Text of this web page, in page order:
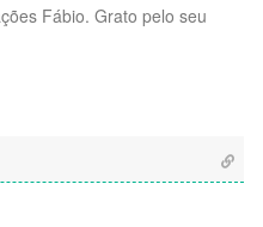
Fábio. Grato pelo seu